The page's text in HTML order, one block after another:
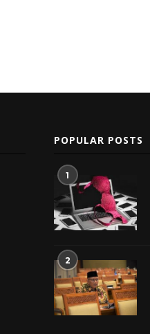
POPULAR POSTS
1
2